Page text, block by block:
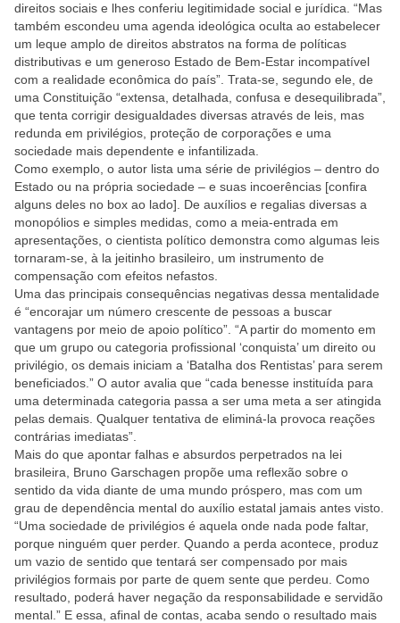
direitos sociais e lhes conferiu legitimidade social e jurídica. “Mas
também escondeu uma agenda ideológica oculta ao estabelecer
um leque amplo de direitos abstratos na forma de políticas
distributivas e um generoso Estado de Bem-Estar incompatível
com a realidade econômica do país”. Trata-se, segundo ele, de
uma Constituição “extensa, detalhada, confusa e desequilibrada”,
que tenta corrigir desigualdades diversas através de leis, mas
redunda em privilégios, proteção de corporações e uma
sociedade mais dependente e infantilizada.
Como exemplo, o autor lista uma série de privilégios – dentro do
Estado ou na própria sociedade – e suas incoerências [confira
alguns deles no box ao lado]. De auxílios e regalias diversas a
monopólios e simples medidas, como a meia-entrada em
apresentações, o cientista político demonstra como algumas leis
tornaram-se, à la jeitinho brasileiro, um instrumento de
compensação com efeitos nefastos.
Uma das principais consequências negativas dessa mentalidade
é “encorajar um número crescente de pessoas a buscar
vantagens por meio de apoio político”. “A partir do momento em
que um grupo ou categoria profissional ‘conquista’ um direito ou
privilégio, os demais iniciam a ‘Batalha dos Rentistas’ para serem
beneficiados.” O autor avalia que “cada benesse instituída para
uma determinada categoria passa a ser uma meta a ser atingida
pelas demais. Qualquer tentativa de eliminá-la provoca reações
contrárias imediatas”.
Mais do que apontar falhas e absurdos perpetrados na lei
brasileira, Bruno Garschagen propõe uma reflexão sobre o
sentido da vida diante de uma mundo próspero, mas com um
grau de dependência mental do auxílio estatal jamais antes visto.
“Uma sociedade de privilégios é aquela onde nada pode faltar,
porque ninguém quer perder. Quando a perda acontece, produz
um vazio de sentido que tentará ser compensado por mais
privilégios formais por parte de quem sente que perdeu. Como
resultado, poderá haver negação da responsabilidade e servidão
mental.” E essa, afinal de contas, acaba sendo o resultado mais